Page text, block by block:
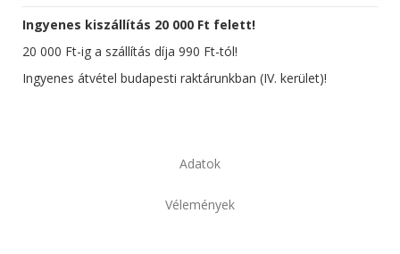
Ingyenes kiszállítás 20 000 Ft felett!
20 000 Ft-ig a szállítás díja 990 Ft-tól!
Ingyenes átvétel budapesti raktárunkban (IV. kerület)!
Adatok
Vélemények